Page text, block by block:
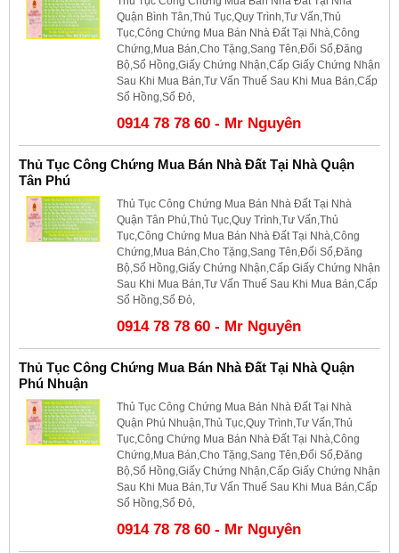
Quận Bình Tân,Thủ Tục,Quy Trình,Tư Vấn,Thủ
Tục,Công Chứng Mua Bán Nhà Đất Tại Nhà,Công
Chứng,Mua Bán,Cho Tặng,Sang Tên,Đổi Sổ,Đăng
Bộ,Sổ Hồng,Giấy Chứng Nhận,Cấp Giấy Chứng Nhận
Sau Khi Mua Bán,Tư Vấn Thuế Sau Khi Mua Bán,Cấp
Sổ Hồng,Sổ Đỏ,
0914 78 78 60 - Mr Nguyên
Thủ Tục Công Chứng Mua Bán Nhà Đất Tại Nhà Quận
Tân Phú
Thủ Tục Công Chứng Mua Bán Nhà Đất Tại Nhà
Quận Tân Phú,Thủ Tục,Quy Trình,Tư Vấn,Thủ
Tục,Công Chứng Mua Bán Nhà Đất Tại Nhà,Công
Chứng,Mua Bán,Cho Tặng,Sang Tên,Đổi Sổ,Đăng
Bộ,Sổ Hồng,Giấy Chứng Nhận,Cấp Giấy Chứng Nhận
Sau Khi Mua Bán,Tư Vấn Thuế Sau Khi Mua Bán,Cấp
Sổ Hồng,Sổ Đỏ,
0914 78 78 60 - Mr Nguyên
Thủ Tục Công Chứng Mua Bán Nhà Đất Tại Nhà Quận
Phú Nhuận
Thủ Tục Công Chứng Mua Bán Nhà Đất Tại Nhà
Quận Phú Nhuận,Thủ Tục,Quy Trình,Tư Vấn,Thủ
Tục,Công Chứng Mua Bán Nhà Đất Tại Nhà,Công
Chứng,Mua Bán,Cho Tặng,Sang Tên,Đổi Sổ,Đăng
Bộ,Sổ Hồng,Giấy Chứng Nhận,Cấp Giấy Chứng Nhận
Sau Khi Mua Bán,Tư Vấn Thuế Sau Khi Mua Bán,Cấp
Sổ Hồng,Sổ Đỏ,
0914 78 78 60 - Mr Nguyên